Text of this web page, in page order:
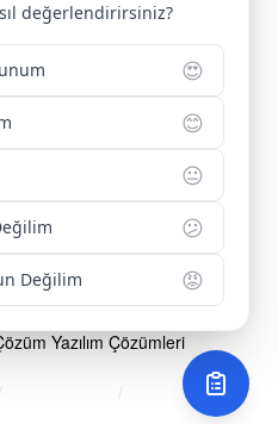
Tüccarlar İşhanı Kat:1 No:1
İletişim
değerlendirirsiniz?
😍
😊
😐
😕
Değilim 😡